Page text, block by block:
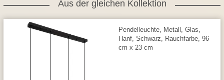
Aus der gleichen Kollektion
Pendelleuchte, Metall, Glas,
Hanf, Schwarz, Rauchfarbe, 96
cm x 23 cm